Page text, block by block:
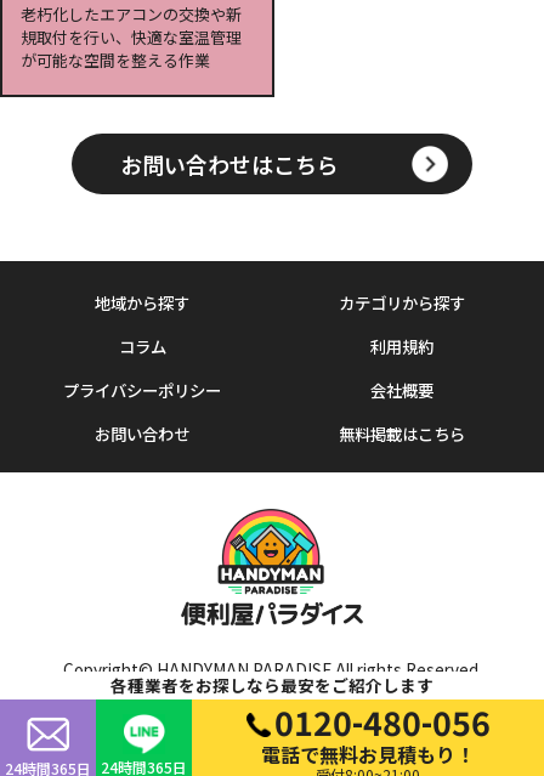
老朽化したエアコンの交換や新
規取付を行い、快適な室温管理
が可能な空間を整える作業
お問い合わせはこちら
地域から探す
カテゴリから探す
コラム
利用規約
プライバシーポリシー
会社概要
お問い合わせ
無料掲載はこちら
Copyright© HANDYMAN PARADISE All rights Reserved.
各種業者をお探しなら最安をご紹介します
24時間365日 24時間365日
0120-480-056
電話で無料お見積もり！